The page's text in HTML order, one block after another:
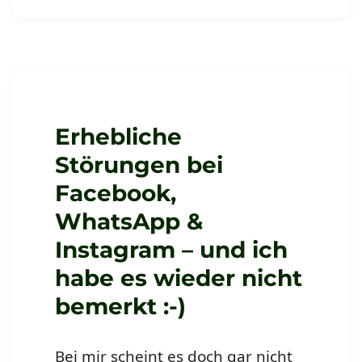
LinkedIn
Learning
Erhebliche
Störungen bei
Facebook,
WhatsApp &
Instagram – und ich
habe es wieder nicht
bemerkt :-)
Bei mir scheint es doch gar nicht